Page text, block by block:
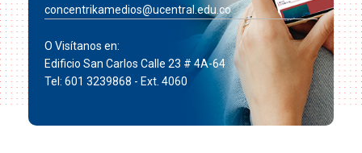
concentrikamedios@ucentral.edu.co
O Visítanos en:
Edificio San Carlos Calle 23 # 4A-64
Tel: 601 3239868 - Ext. 4060